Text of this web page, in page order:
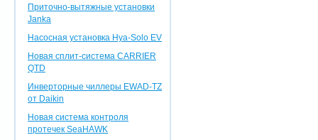
Приточно-вытяжные установки
Janka
Насосная установка Hya-Solo EV
Новая сплит-система CARRIER
QTD
Инверторные чиллеры EWAD-TZ
от Daikin
Новая система контроля
протечек SeaHAWK